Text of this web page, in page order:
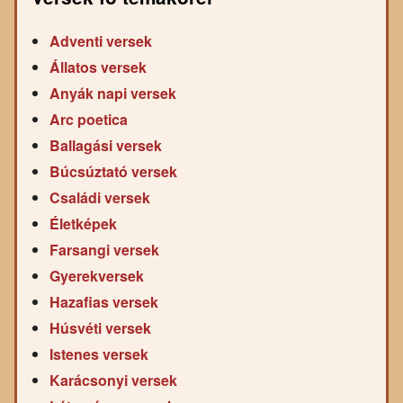
Adventi versek
Állatos versek
Anyák napi versek
Arc poetica
Ballagási versek
Búcsúztató versek
Családi versek
Életképek
Farsangi versek
Gyerekversek
Hazafias versek
Húsvéti versek
Istenes versek
Karácsonyi versek